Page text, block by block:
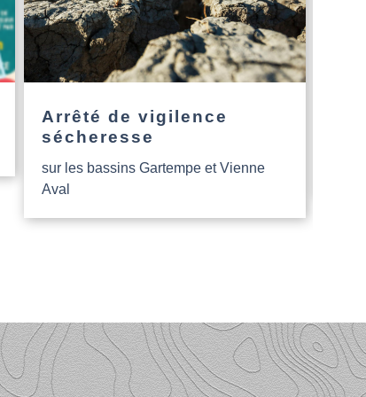
Arrêté de vigilence
sécheresse
sur les bassins Gartempe et Vienne
Aval